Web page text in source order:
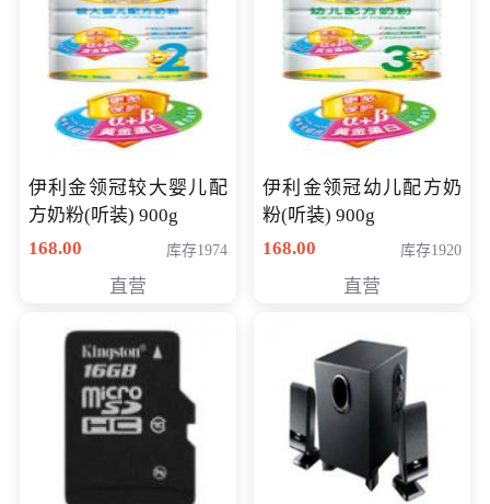
伊利金领冠较大婴儿配
方奶粉(听装) 900g
168.00
库存1974
直营
伊利金领冠幼儿配方奶
粉(听装) 900g
168.00
库存1920
直营